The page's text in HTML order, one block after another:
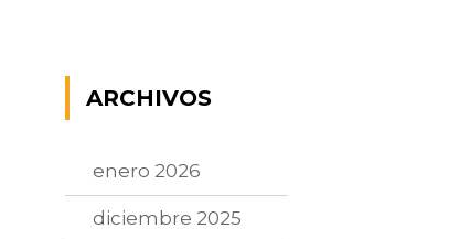
ARCHIVOS
enero 2026
diciembre 2025